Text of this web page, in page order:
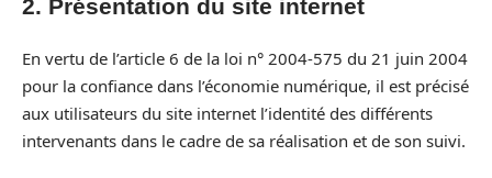
2. Présentation du site internet
En vertu de l’article 6 de la loi n° 2004-575 du 21 juin 2004
pour la confiance dans l’économie numérique, il est précisé
aux utilisateurs du site internet l’identité des différents
intervenants dans le cadre de sa réalisation et de son suivi.